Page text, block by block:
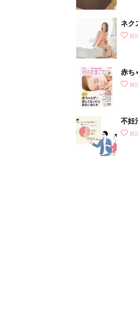
ネク
測！
妊
赤ち
たら
妊
不妊
妊